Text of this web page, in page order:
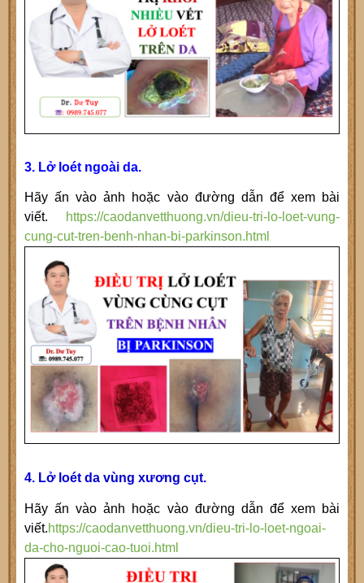
3. Lở loét ngoài da.
Hãy ấn vào ảnh hoặc vào đường dẫn để xem bài
viết.
https://caodanvetthuong.vn/dieu-tri-lo-loet-vung-
cung-cut-tren-benh-nhan-bi-parkinson.html
4. Lở loét da vùng xương cụt.
Hãy ấn vào ảnh hoặc vào đường dẫn để xem bài
viết.https://caodanvetthuong.vn/dieu-tri-lo-loet-ngoai-
da-cho-nguoi-cao-tuoi.html